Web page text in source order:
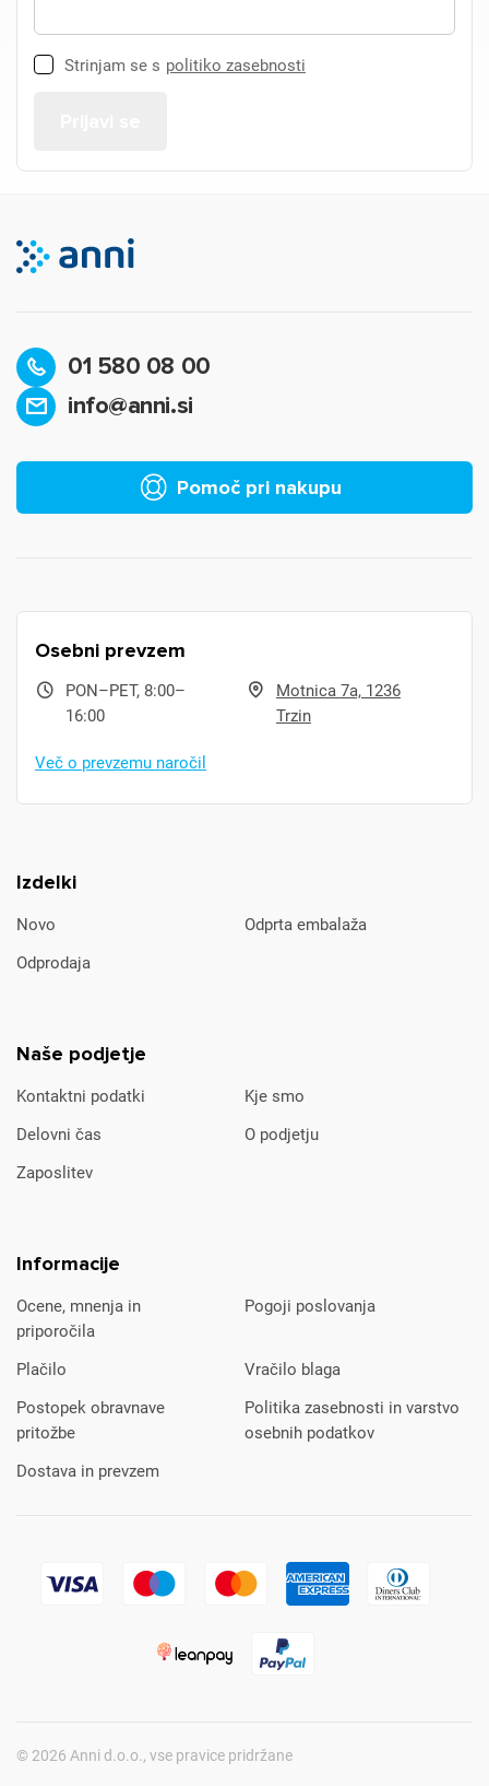
Strinjam se s politiko zasebnosti
01 580 08 00
info@anni.si
Pomoč pri nakupu
Izdelki
Novo
Odprta embalaža
Odprodaja
Naše podjetje
Kontaktni podatki
Kje smo
Delovni čas
O podjetju
Zaposlitev
Informacije
Ocene, mnenja in
priporočila
Pogoji poslovanja
Plačilo
Vračilo blaga
Postopek obravnave
pritožbe
Politika zasebnosti in varstvo
osebnih podatkov
Dostava in prevzem
Osebni prevzem
PON–PET, 8:00–
16:00
Motnica 7a, 1236
Trzin
Več o prevzemu naročil
© 2026 Anni d.o.o., vse pravice pridržane